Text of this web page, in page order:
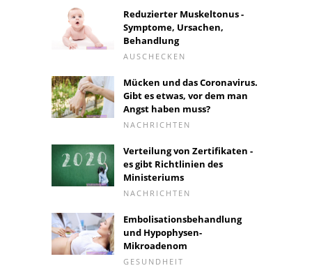
Reduzierter Muskeltonus -
Symptome, Ursachen,
Behandlung
AUSCHECKEN
Mücken und das Coronavirus.
Gibt es etwas, vor dem man
Angst haben muss?
NACHRICHTEN
Verteilung von Zertifikaten -
es gibt Richtlinien des
Ministeriums
NACHRICHTEN
Embolisationsbehandlung
und Hypophysen-
Mikroadenom
GESUNDHEIT